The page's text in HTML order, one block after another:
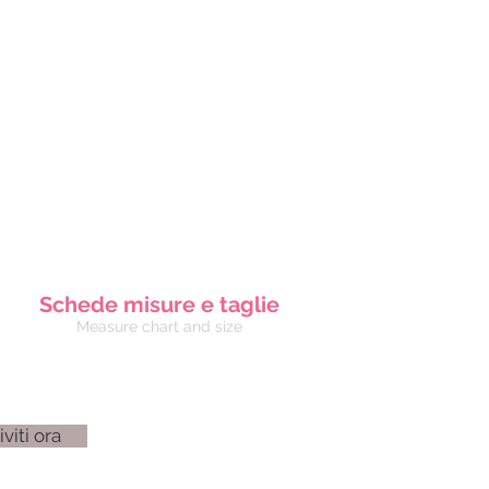
Schede misure e taglie
Measure chart and size
ora